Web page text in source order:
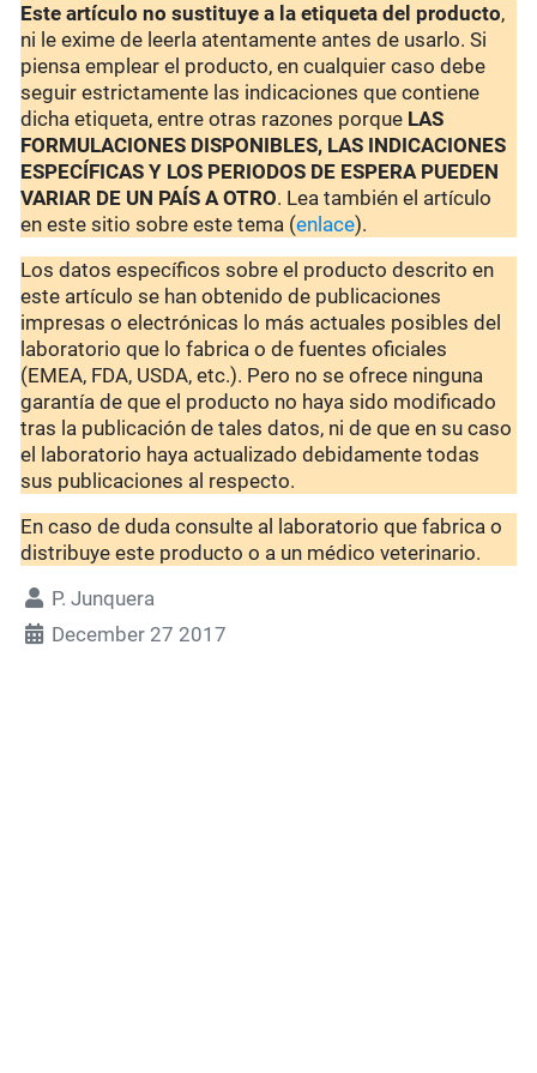
Este artículo no sustituye a la etiqueta del producto,
ni le exime de leerla atentamente antes de usarlo. Si
piensa emplear el producto, en cualquier caso debe
seguir estrictamente las indicaciones que contiene
dicha etiqueta, entre otras razones porque LAS
FORMULACIONES DISPONIBLES, LAS INDICACIONES
ESPECÍFICAS Y LOS PERIODOS DE ESPERA PUEDEN
VARIAR DE UN PAÍS A OTRO. Lea también el artículo
en este sitio sobre este tema (enlace).
Los datos específicos sobre el producto descrito en
este artículo se han obtenido de publicaciones
impresas o electrónicas lo más actuales posibles del
laboratorio que lo fabrica o de fuentes oficiales
(EMEA, FDA, USDA, etc.). Pero no se ofrece ninguna
garantía de que el producto no haya sido modificado
tras la publicación de tales datos, ni de que en su caso
el laboratorio haya actualizado debidamente todas
sus publicaciones al respecto.
En caso de duda consulte al laboratorio que fabrica o
distribuye este producto o a un médico veterinario.
P. Junquera
December 27 2017